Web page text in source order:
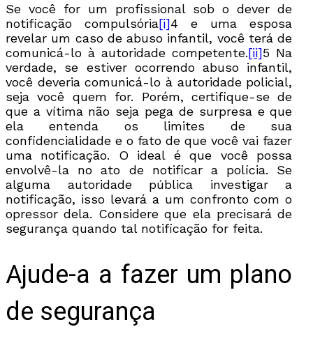
Se você for um profissional sob o dever de
notificação compulsória[i]4 e uma esposa
revelar um caso de abuso infantil, você terá de
comunicá-lo à autoridade competente.[ii]5 Na
verdade, se estiver ocorrendo abuso infantil,
você deveria comunicá-lo à autoridade policial,
seja você quem for. Porém, certifique-se de
que a vítima não seja pega de surpresa e que
ela entenda os limites de sua
confidencialidade e o fato de que você vai fazer
uma notificação. O ideal é que você possa
envolvê-la no ato de notificar a polícia. Se
alguma autoridade pública investigar a
notificação, isso levará a um confronto com o
opressor dela. Considere que ela precisará de
segurança quando tal notificação for feita.
Ajude-a a fazer um plano
de segurança